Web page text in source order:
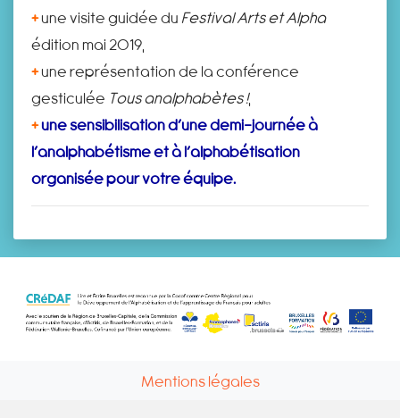
+une visite guidée du Festival Arts et Alpha
édition mai 2019,
+une représentation de la conférence
gesticulée Tous analphabètes !,
+une sensibilisation d’une demi-journée à
l’analphabétisme et à l’alphabétisation
organisée pour votre équipe.
Mentions légales